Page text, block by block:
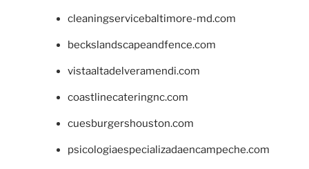
cleaningservicebaltimore-md.com
beckslandscapeandfence.com
vistaaltadelveramendi.com
coastlinecateringnc.com
cuesburgershouston.com
psicologiaespecializadaencampeche.com